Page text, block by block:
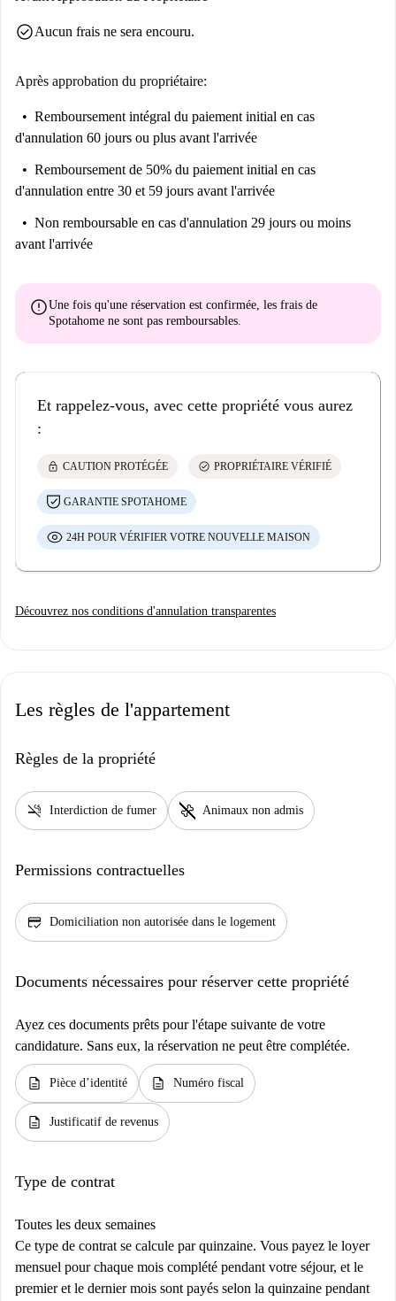
check_circleAucun frais ne sera encouru.
Après approbation du propriétaire:
Remboursement intégral du paiement initial en cas
d'annulation 60 jours ou plus avant l'arrivée
Remboursement de 50% du paiement initial en cas
d'annulation entre 30 et 59 jours avant l'arrivée
Non remboursable en cas d'annulation 29 jours ou moins
avant l'arrivée
errorUne fois qu'une réservation est confirmée, les frais de
Spotahome ne sont pas remboursables.
Et rappelez-vous, avec cette propriété vous aurez
:
lock CAUTION PROTÉGÉE check_circle PROPRIÉTAIRE VÉRIFIÉ
GARANTIE SPOTAHOME
24H POUR VÉRIFIER VOTRE NOUVELLE MAISON
Découvrez nos conditions d'annulation transparentes
Les règles de l'appartement
Règles de la propriété
smoke_free Interdiction de fumer pet_supplies Animaux non admis
Permissions contractuelles
credit_score Domiciliation non autorisée dans le logement
Documents nécessaires pour réserver cette propriété
Ayez ces documents prêts pour l'étape suivante de votre
candidature. Sans eux, la réservation ne peut être complétée.
description Pièce d’identité description Numéro fiscal
description Justificatif de revenus
Type de contrat
Toutes les deux semaines
Ce type de contrat se calcule par quinzaine. Vous payez le loyer
mensuel pour chaque mois complété pendant votre séjour, et le
premier et le dernier mois sont payés selon la quinzaine pendant